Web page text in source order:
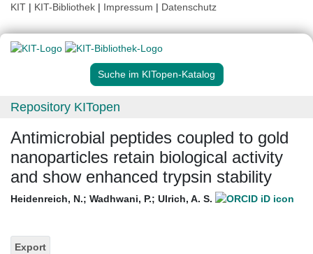
KIT | KIT-Bibliothek | Impressum | Datenschutz
Suche im KITopen-Katalog
Repository KITopen
Antimicrobial peptides coupled to gold
nanoparticles retain biological activity
and show enhanced trypsin stability
Heidenreich, N.; Wadhwani, P.; Ulrich, A. S.
Export